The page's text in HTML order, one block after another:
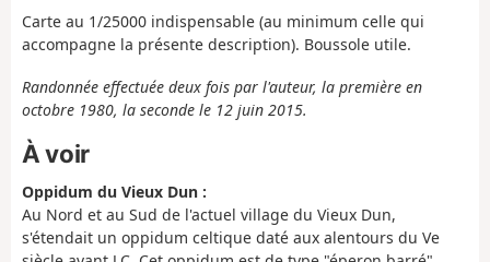
Carte au 1/25000 indispensable (au minimum celle qui
accompagne la présente description). Boussole utile.
Randonnée effectuée deux fois par l'auteur, la première en
octobre 1980, la seconde le 12 juin 2015.
À voir
Oppidum du Vieux Dun :
Au Nord et au Sud de l'actuel village du Vieux Dun,
s'étendait un oppidum celtique daté aux alentours du Ve